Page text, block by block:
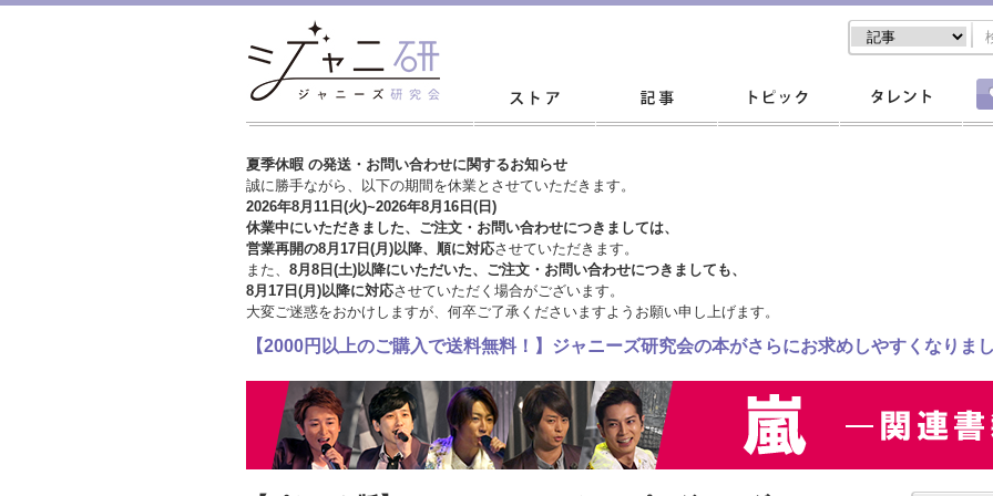
夏季休暇 の発送・お問い合わせに関するお知らせ
誠に勝手ながら、以下の期間を休業とさせていただきます。
2026年8月11日(火)~2026年8月16日(日)
休業中にいただきました、ご注文・お問い合わせにつきましては、
営業再開の8月17日(月)以降、順に対応させていただきます。
また、 8月8日(土)以降にいただいた、ご注文・ お問い合わせにつきましても、
8月17日(月)以降に対応させていただく場合がございます。
大変ご迷惑をおかけしますが、 何卒ご了承くださいますようお願い申し上げます。
【2000円以上のご購入で送料無料！】ジャニーズ研究会の本がさらにお求めしやすくなりま